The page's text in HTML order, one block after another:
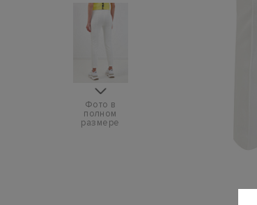
Фото в
полном
размере